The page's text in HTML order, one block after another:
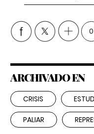
0
ARCHIVADO EN
CRISIS
PALIAR